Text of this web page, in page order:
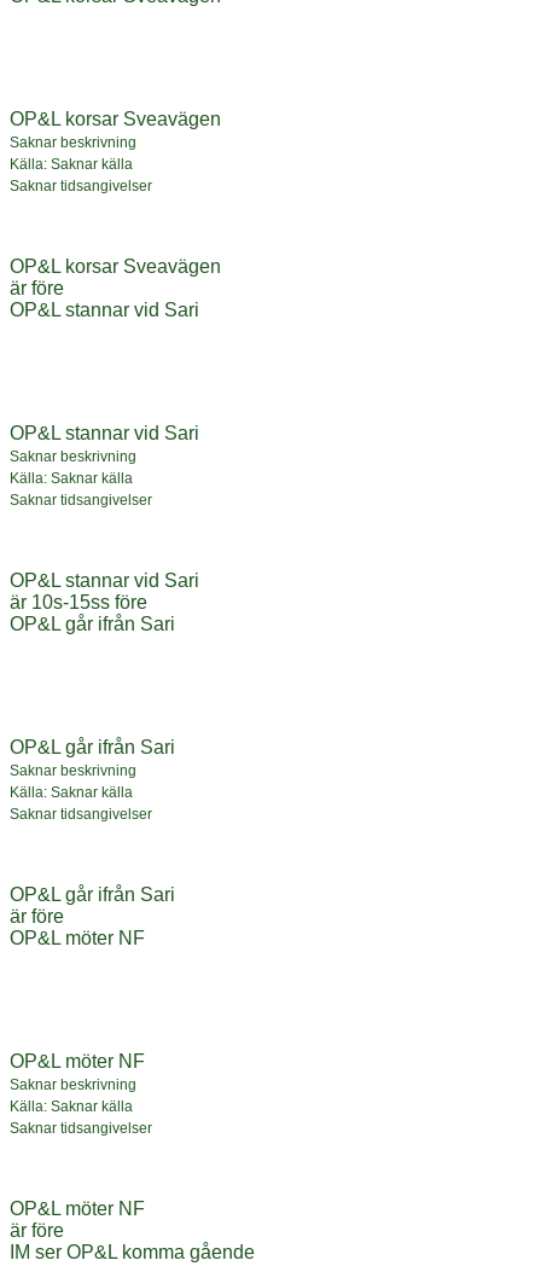
OP&L korsar Sveavägen
Saknar beskrivning
Källa: Saknar källa
Saknar tidsangivelser
OP&L korsar Sveavägen
är före
OP&L stannar vid Sari
OP&L stannar vid Sari
Saknar beskrivning
Källa: Saknar källa
Saknar tidsangivelser
OP&L stannar vid Sari
är 10s-15ss före
OP&L går ifrån Sari
OP&L går ifrån Sari
Saknar beskrivning
Källa: Saknar källa
Saknar tidsangivelser
OP&L går ifrån Sari
är före
OP&L möter NF
OP&L möter NF
Saknar beskrivning
Källa: Saknar källa
Saknar tidsangivelser
OP&L möter NF
är före
IM ser OP&L komma gående